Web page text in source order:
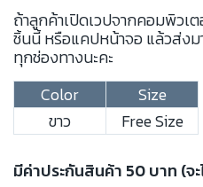
ถ้าลูกค้าเปิดเวปจากคอมพิวเ
ชิ้นนี้ หรือแคปหน้าจอ แล้วส่งม
ทุกช่องทางนะคะ
Color
Size
ขาว
Free Size
มีค่าประกันสินค้า 50 บาท (จ